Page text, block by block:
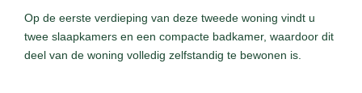
Op de eerste verdieping van deze tweede woning vindt u
twee slaapkamers en een compacte badkamer, waardoor dit
deel van de woning volledig zelfstandig te bewonen is.